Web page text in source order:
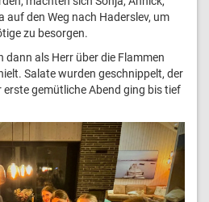
den Weg nach Haderslev, um
zu besorgen.
als Herr über die Flammen
Salate wurden geschnippelt, der
gemütliche Abend ging bis tief